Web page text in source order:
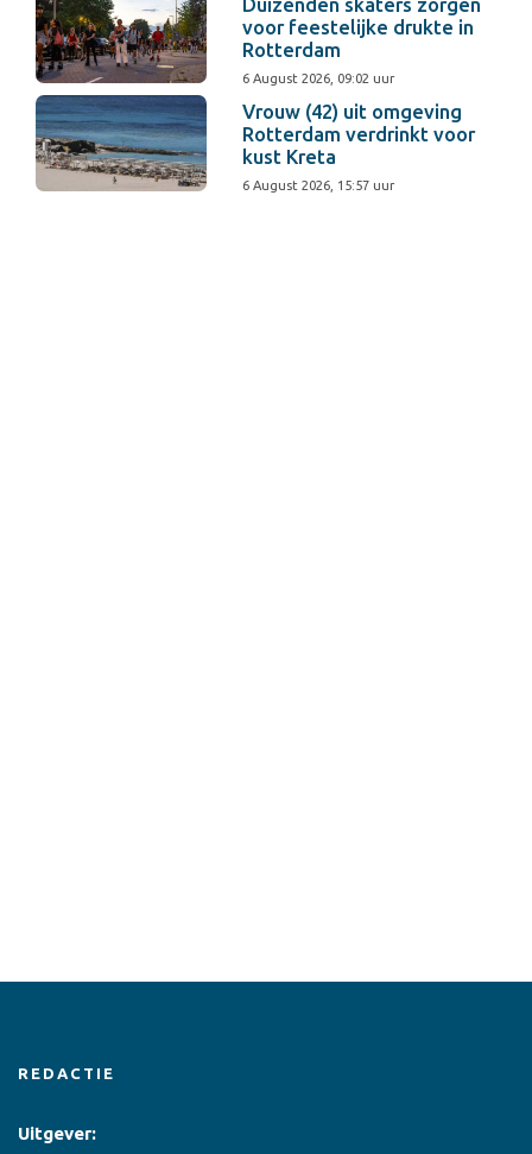
Duizenden skaters zorgen
voor feestelijke drukte in
Rotterdam
6 August 2026, 09:02 uur
Vrouw (42) uit omgeving
Rotterdam verdrinkt voor
kust Kreta
6 August 2026, 15:57 uur
REDACTIE
Uitgever: